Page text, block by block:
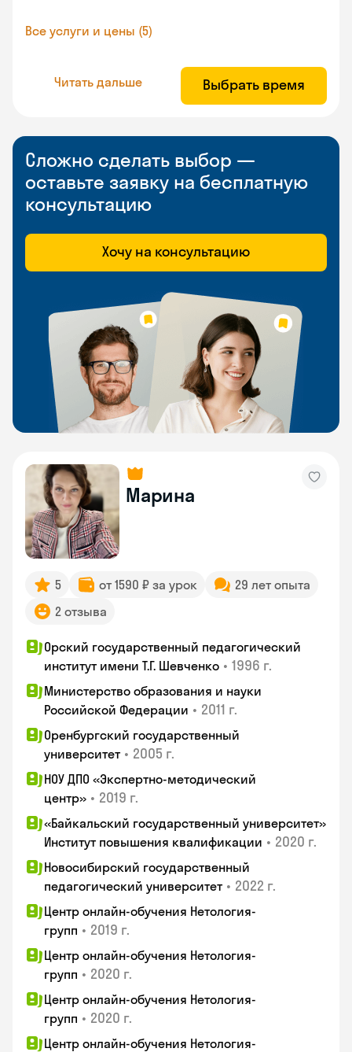
Все услуги и цены (5)
Читать дальше Выбрать время
Сложно сделать выбор —
оставьте заявку на бесплатную
консультацию
Хочу на консультацию
Марина
5 от 1590 ₽ за урок
29 лет опыта
2 отзыва
Орский государственный педагогический
институт имени Т.Г. Шевченко • 1996 г.
Министерство образования и науки
Российской Федерации • 2011 г.
Оренбургский государственный
университет • 2005 г.
НОУ ДПО «Экспертно-методический
центр» • 2019 г.
«Байкальский государственный университет»
Институт повышения квалификации • 2020 г.
Новосибирский государственный
педагогический университет • 2022 г.
Центр онлайн-обучения Нетология-
групп • 2019 г.
Центр онлайн-обучения Нетология-
групп • 2020 г.
Центр онлайн-обучения Нетология-
групп • 2020 г.
Центр онлайн-обучения Нетология-